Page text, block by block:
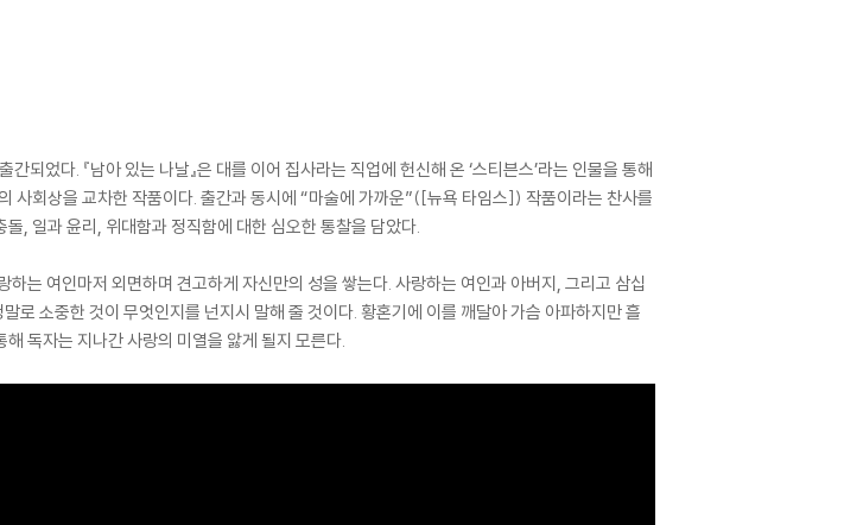
되었다. 『남아 있는 나날』은 대를 이어 집사라는 직업에 헌신해 온 ‘스티븐스’라는 인물을 통해
사회상을 교차한 작품이다. 출간과 동시에 “마술에 가까운”([뉴욕 타임스]) 작품이라는 찬사를
, 일과 윤리, 위대함과 정직함에 대한 심오한 통찰을 담았다.
는 여인마저 외면하며 견고하게 자신만의 성을 쌓는다. 사랑하는 여인과 아버지, 그리고 삼십
로 소중한 것이 무엇인지를 넌지시 말해 줄 것이다. 황혼기에 이를 깨달아 가슴 아파하지만 흘
독자는 지나간 사랑의 미열을 앓게 될지 모른다.